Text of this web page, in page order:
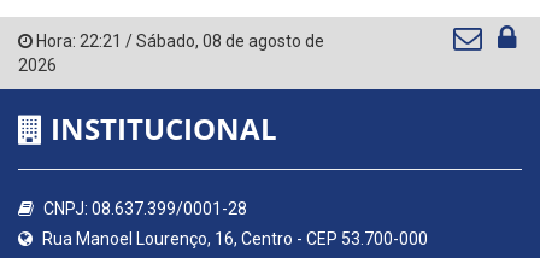
Hora: 22:21 /Sábado, 08 de agosto de
2026
INSTITUCIONAL
CNPJ: 08.637.399/0001-28
Rua Manoel Lourenço, 16, Centro - CEP 53.700-000